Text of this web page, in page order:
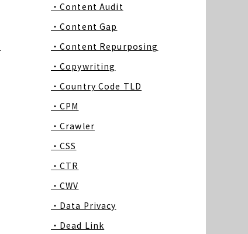
・Content Audit
・Content Gap
・Content Repurposing
・Copywriting
・Country Code TLD
・CPM
・Crawler
・CSS
・CTR
・CWV
・Data Privacy
・Dead Link